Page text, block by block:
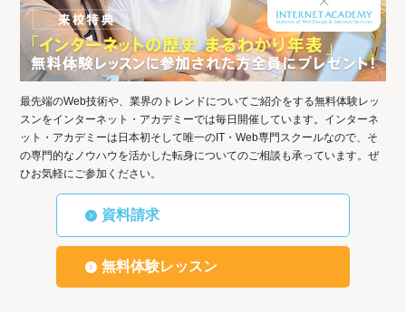
最先端のWeb技術や、業界のトレンドについてご紹介をする無料体験レッ
スンをインターネット・アカデミーでは毎日開催しています。インターネ
ット・アカデミーは日本初そして唯一のIT・Web専門スクールなので、そ
の専門的なノウハウを活かした転身についてのご相談も承っています。ぜ
ひお気軽にご参加ください。
資料請求
無料体験レッスン